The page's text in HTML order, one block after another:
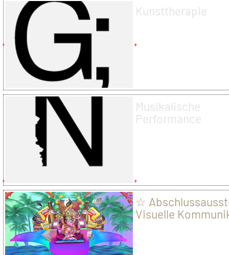
Kunsttherapie
Musikalische
Performance
☆
Visuelle